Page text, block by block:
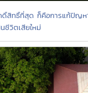
สิทธิ์ที่สุด ก็คือการแก้ปัญห
ชีวิตเสียใหม่